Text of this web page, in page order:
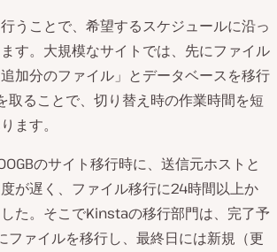
うことで、希望するスケジュールに沿っ
す。大規模なサイトでは、先にファイル
加分のファイル」とデータベースを移行
取ることで、切り替え時の作業時間を短
ます。
のサイト移行時に、送信元ホストと
が遅く、ファイル移行に24時間以上か
た。そこでKinstaの移行部門は、完了予
ファイルを移行し、最終日には新規（更